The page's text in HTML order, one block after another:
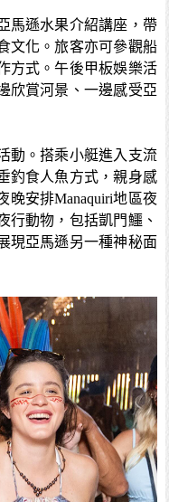
馬遜水果介紹講座，帶
文化。旅客亦可參觀船
方式。午後甲板娛樂活
欣賞河景、一邊感受亞
動。搭乘小艇進入支流
釣食人魚方式，親身感
晚安排Manaquiri地區夜
行動物，包括凱門鱷、
現亞馬遜另一種神秘面